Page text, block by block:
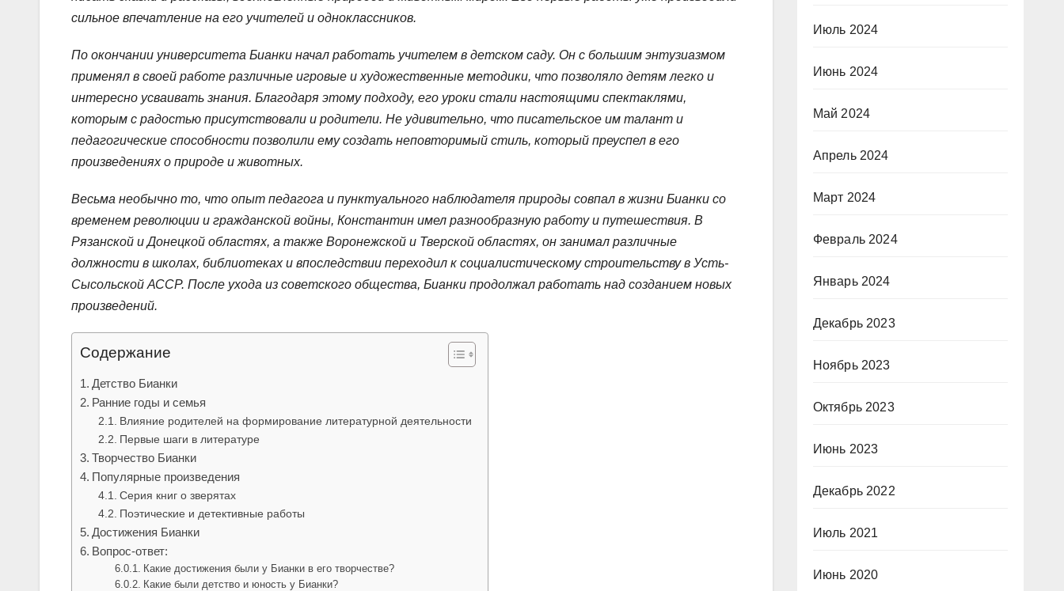
сильное впечатление на его учителей и одноклассников.
По окончании университета Бианки начал работать учителем в детском саду. Он с большим энтузиазмом
применял в своей работе различные игровые и художественные методики, что позволяло детям легко и
интересно усваивать знания. Благодаря этому подходу, его уроки стали настоящими спектаклями,
которым с радостью присутствовали и родители. Не удивительно, что писательское им талант и
педагогические способности позволили ему создать неповторимый стиль, который преуспел в его
произведениях о природе и животных.
Весьма необычно то, что опыт педагога и пунктуального наблюдателя природы совпал в жизни Бианки со
временем революции и гражданской войны, Константин имел разнообразную работу и путешествия. В
Рязанской и Донецкой областях, а также Воронежской и Тверской областях, он занимал различные
должности в школах, библиотеках и впоследствии переходил к социалистическому строительству в Усть-
Сысольской АССР. После ухода из советского общества, Бианки продолжал работать над созданием новых
произведений.
Содержание
Детство Бианки
Ранние годы и семья
Влияние родителей на формирование литературной деятельности
Первые шаги в литературе
Творчество Бианки
Популярные произведения
Серия книг о зверятах
Поэтические и детективные работы
Достижения Бианки
Вопрос-ответ:
Какие достижения были у Бианки в его творчестве?
Какие были детство и юность у Бианки?
Июль 2024
Июнь 2024
Май 2024
Апрель 2024
Март 2024
Февраль 2024
Январь 2024
Декабрь 2023
Ноябрь 2023
Октябрь 2023
Июнь 2023
Декабрь 2022
Июль 2021
Июнь 2020